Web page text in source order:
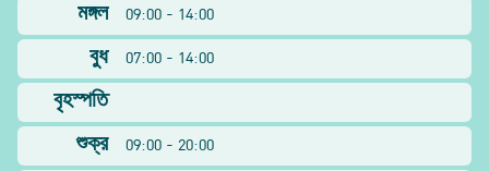
মঙ্গল
09:00 - 14:00
বুধ
07:00 - 14:00
বৃহস্পতি
শুক্র
09:00 - 20:00